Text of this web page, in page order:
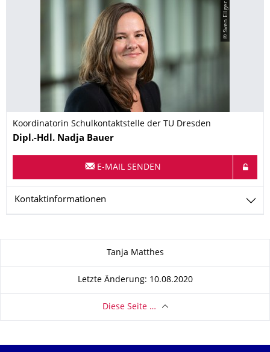
© Sven Ellger
Koordinatorin Schulkontaktstelle der TU Dresden
Name
Dipl.-Hdl. Nadja Bauer
E-MAIL SENDEN
Kontaktinformationen
Tanja Matthes
Letzte Änderung: 10.08.2020
Diese Seite …